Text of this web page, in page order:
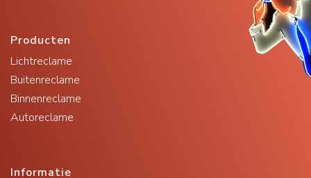
Producten
Lichtreclame
Buitenreclame
Binnenreclame
Autoreclame
Informatie